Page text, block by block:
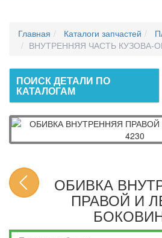
Главная Каталоги запчастей
ВНУТРЕННЯЯ ЧАСТЬ
ПОИСК ДЕТАЛИ ПО
КАТАЛОГАМ
ОБИВКА
ПРАВОЙ И